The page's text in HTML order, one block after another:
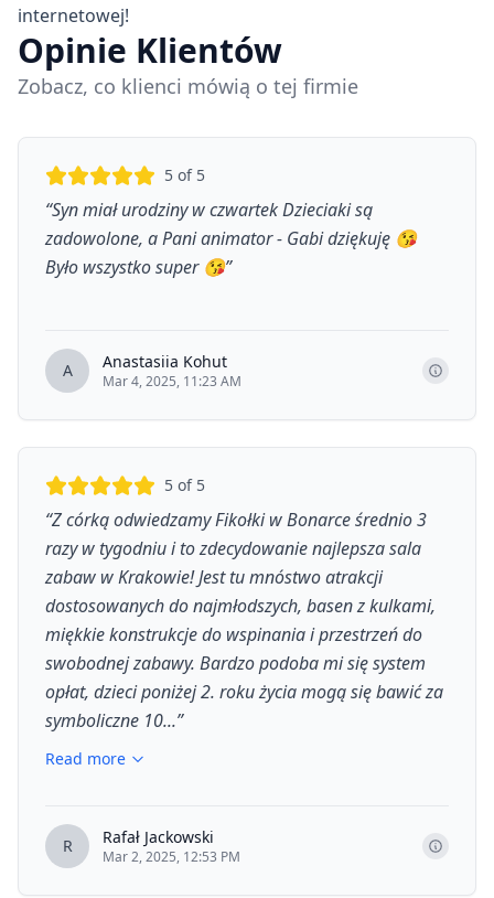
internetowej!
Opinie Klientów
Zobacz, co klienci mówią o tej firmie
5 of 5
“Syn miał urodziny w czwartek Dzieciaki są
zadowolone, a Pani animator - Gabi dziękuję 😘
Było wszystko super 😘”
A Anastasiia Kohut
Mar 4, 2025, 11:23 AM
5 of 5
“Z córką odwiedzamy Fikołki w Bonarce średnio 3
razy w tygodniu i to zdecydowanie najlepsza sala
zabaw w Krakowie! Jest tu mnóstwo atrakcji
dostosowanych do najmłodszych, basen z kulkami,
miękkie konstrukcje do wspinania i przestrzeń do
swobodnej zabawy. Bardzo podoba mi się system
opłat, dzieci poniżej 2. roku życia mogą się bawić za
symboliczne 10...”
Read more
R Rafał Jackowski
Mar 2, 2025, 12:53 PM